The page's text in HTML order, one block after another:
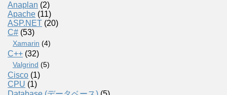
Anaplan (2)
Apache (11)
ASP.NET (20)
C# (53)
Xamarin (4)
C++ (32)
Valgrind (5)
Cisco (1)
CPU (1)